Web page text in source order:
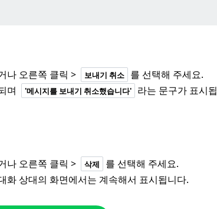
나 오른쪽 클릭 > 보내기 취소
를 선택해 주세요.
며
'메시지를 보내기 취소했습니다'
라는 문구가 표시됩
나 오른쪽 클릭 > 삭제
를 선택해 주세요.
화 상대의 화면에서는 계속해서 표시됩니다.